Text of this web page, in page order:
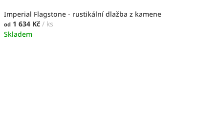
Imperial Flagstone - rustikální dlažba z kamene
od 1 634 Kč / ks
Skladem